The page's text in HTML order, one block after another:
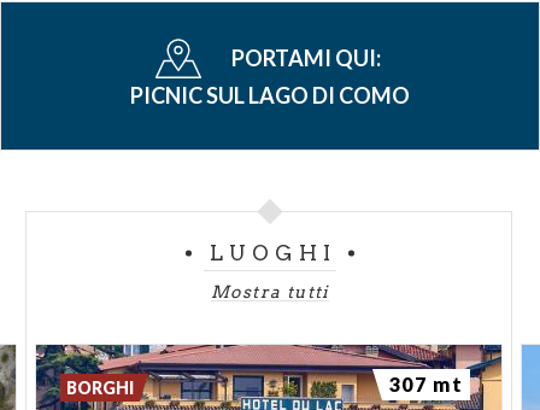
PORTAMI QUI:
PICNIC SUL LAGO DI COMO
LUOGHI
Mostra tutti
BORGHI 307 mt